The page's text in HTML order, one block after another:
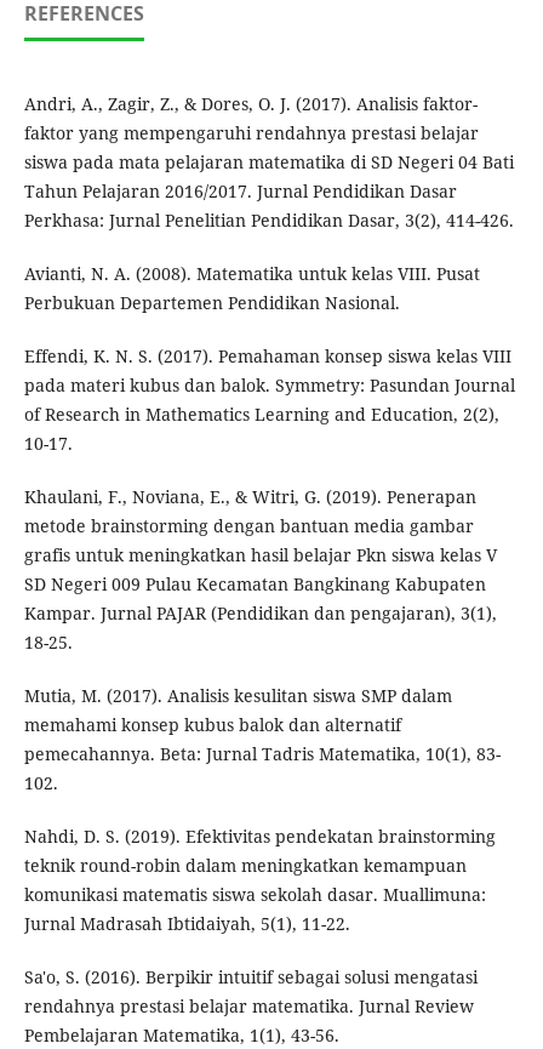
REFERENCES
Andri, A., Zagir, Z., & Dores, O. J. (2017). Analisis faktor-
faktor yang mempengaruhi rendahnya prestasi belajar
siswa pada mata pelajaran matematika di SD Negeri 04 Bati
Tahun Pelajaran 2016/2017. Jurnal Pendidikan Dasar
Perkhasa: Jurnal Penelitian Pendidikan Dasar, 3(2), 414-426.
Avianti, N. A. (2008). Matematika untuk kelas VIII. Pusat
Perbukuan Departemen Pendidikan Nasional.
Effendi, K. N. S. (2017). Pemahaman konsep siswa kelas VIII
pada materi kubus dan balok. Symmetry: Pasundan Journal
of Research in Mathematics Learning and Education, 2(2),
10-17.
Khaulani, F., Noviana, E., & Witri, G. (2019). Penerapan
metode brainstorming dengan bantuan media gambar
grafis untuk meningkatkan hasil belajar Pkn siswa kelas V
SD Negeri 009 Pulau Kecamatan Bangkinang Kabupaten
Kampar. Jurnal PAJAR (Pendidikan dan pengajaran), 3(1),
18-25.
Mutia, M. (2017). Analisis kesulitan siswa SMP dalam
memahami konsep kubus balok dan alternatif
pemecahannya. Beta: Jurnal Tadris Matematika, 10(1), 83-
102.
Nahdi, D. S. (2019). Efektivitas pendekatan brainstorming
teknik round-robin dalam meningkatkan kemampuan
komunikasi matematis siswa sekolah dasar. Muallimuna:
Jurnal Madrasah Ibtidaiyah, 5(1), 11-22.
Sa'o, S. (2016). Berpikir intuitif sebagai solusi mengatasi
rendahnya prestasi belajar matematika. Jurnal Review
Pembelajaran Matematika, 1(1), 43-56.